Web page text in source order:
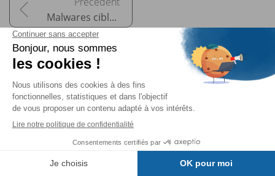
Malwares ciblant les systèmes iOS
Pour aller plus loin